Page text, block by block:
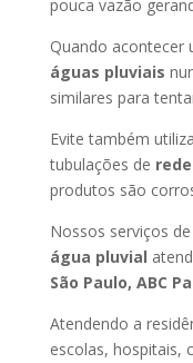
pouca vazão
Quando acontecer
águas pluviais
similares para
Evite também
tubulações de
produtos são
Nossos serviços de
água pluvial
São Paulo, ABC
Atendendo a
escolas, hospitais,